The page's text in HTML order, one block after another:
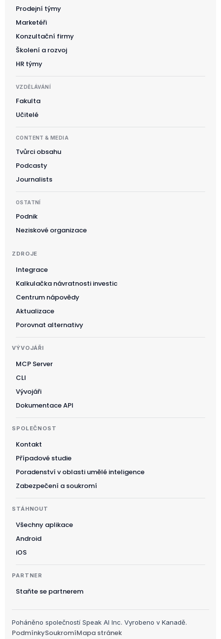
Prodejní týmy
Marketéři
Konzultační firmy
Školení a rozvoj
HR týmy
VZDĚLÁVÁNÍ
Fakulta
Učitelé
CONTENT & MEDIA
Tvůrci obsahu
Podcasty
Journalists
OSTATNÍ
Podnik
Neziskové organizace
ZDROJE
Integrace
Kalkulačka návratnosti investic
Centrum nápovědy
Aktualizace
Porovnat alternativy
VÝVOJÁŘI
MCP Server
CLI
Vývojáři
Dokumentace API
SPOLEČNOST
Kontakt
Případové studie
Poradenství v oblasti umělé inteligence
Zabezpečení a soukromí
STÁHNOUT
Všechny aplikace
Android
iOS
PARTNER
Staňte se partnerem
Poháněno společností Speak AI Inc. Vyrobeno v Kanadě.
PodmínkySoukromíMapa stránek
Nederlands
日本語
Українська
Ελληνικά
Magyar